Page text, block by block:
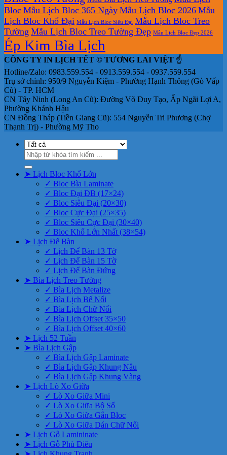
Bloc Mẫu Lịch Bloc 365 Ngày Mẫu Lịch Bloc 2026 Mẫu
Lịch Bloc Khổ Đại Mẫu Lịch Bloc Siêu Đại Mẫu Lịch Bloc Treo
Tường Mẫu Lịch Bloc Treo Tường Đẹp Mẫu Lịch Bloc Đẹp 2026
Ép Kim Bìa Lịch
CÔNG TY IN LỊCH TẾT © TƯƠNG LAI VIỆT ☝️
Hotline/Zalo: 0983.559.554 - 0913.559.554 - 0937.559.554
Trụ sở chính: 950/9 Nguyễn Kiệm - Phường Hạnh Thông (Gò Vấp
Cũ) - TP. HCM
CN Tây Ninh (Long An Cũ): Đường Võ Duy Tạo, Ấp Ngãi Lợi A,
Phường Khánh Hậu
CN Đồng Tháp (Tiền Giang Cũ): 554 Nguyễn Tri Phương (Chợ
Thạnh Trị) - Phường Mỹ Tho
Tìm
kiếm:
➤ Lịch Bloc Khổ Lớn
✓ Bloc Bìa Laminate
✓ Bloc Đại ĐB (17×24)
✓ Bloc Siêu Đại (20×30)
✓ Bloc Cực Đại (25×35)
✓ Bloc Siêu Cực Đại (30×40)
✓ Bloc Khổ Lớn Nhất (38×54)
➤ Lịch Để Bàn
✓ Lịch Để Bàn 13 Tờ
✓ Lịch Để Bàn 15 Tờ
✓ Lịch Để Bàn Đứng
➤ Bìa Lịch Treo Tường
✓ Bìa Lịch Metalize
✓ Bìa Lịch Bế Nổi
✓ Bìa Lịch Chữ Nổi
✓ Bìa Lịch Offset 35×50
✓ Bìa Lịch Offset 40×60
➤ Lịch 52 Tuần
➤ Bìa Lịch Gập
✓ Bìa Lịch Gập Laminate
✓ Bìa Lịch Gập Khung Nâu
✓ Bìa Lịch Gập Khung Vàng
➤ Lịch Lò Xo Giữa
✓ Lò Xo Giữa Mini
✓ Lò Xo Giữa Bộ Số
✓ Lò Xo Giữa Gắn Bloc
✓ Lò Xo Giữa Dán Chữ Nổi
➤ Lịch Gỗ Lamininate
➤ Lịch Gỗ Phù Điêu